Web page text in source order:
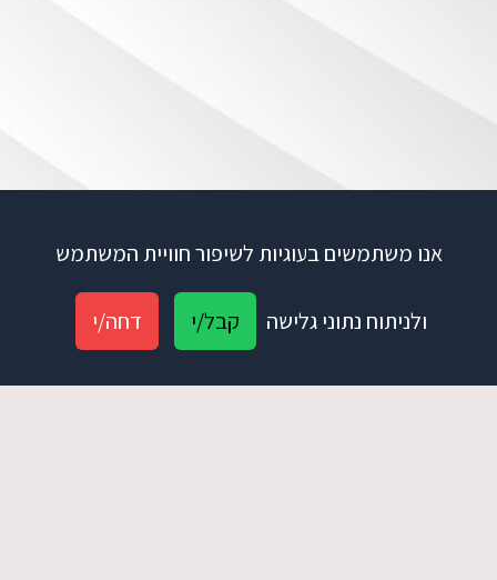
אנו משתמשים בעוגיות לשיפור חוויית המשתמש
ולניתוח נתוני גלישה קבל/י דחה/י